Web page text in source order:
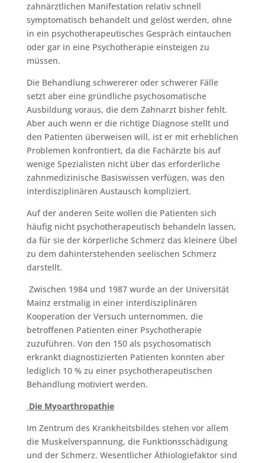
zahnärztlichen Manifestation relativ schnell
symptomatisch behandelt und gelöst werden, ohne
in ein psychotherapeutisches Gespräch eintauchen
oder gar in eine Psychotherapie einsteigen zu
müssen.
Die Behandlung schwererer oder schwerer Fälle
setzt aber eine gründliche psychosomatische
Ausbildung voraus, die dem Zahnarzt bisher fehlt.
Aber auch wenn er die richtige Diagnose stellt und
den Patienten überweisen will, ist er mit erheblichen
Problemen konfrontiert, da die Fachärzte bis auf
wenige Spezialisten nicht über das erforderliche
zahnmedizinische Basiswissen verfügen, was den
interdisziplinären Austausch kompliziert.
Auf der anderen Seite wollen die Patienten sich
häufig nicht psychotherapeutisch behandeln lassen,
da für sie der körperliche Schmerz das kleinere Übel
zu dem dahinterstehenden seelischen Schmerz
darstellt.
Zwischen 1984 und 1987 wurde an der Universität
Mainz erstmalig in einer interdisziplinären
Kooperation der Versuch unternommen, die
betroffenen Patienten einer Psychotherapie
zuzuführen. Von den 150 als psychosomatisch
erkrankt diagnostizierten Patienten konnten aber
lediglich 10 % zu einer psychotherapeutischen
Behandlung motiviert werden.
Die Myoarthropathie
Im Zentrum des Krankheitsbildes stehen vor allem
die Muskelverspannung, die Funktionsschädigung
und der Schmerz. Wesentlicher Äthiologiefaktor sind